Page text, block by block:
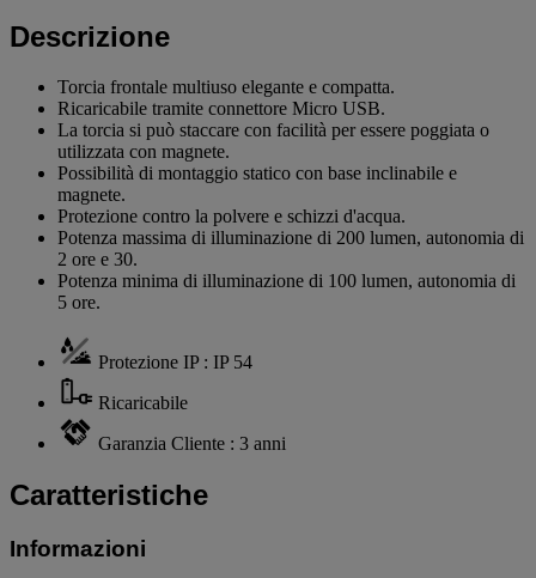
Descrizione
Torcia frontale multiuso elegante e compatta.
Ricaricabile tramite connettore Micro USB.
La torcia si può staccare con facilità per essere poggiata o
utilizzata con magnete.
Possibilità di montaggio statico con base inclinabile e
magnete.
Protezione contro la polvere e schizzi d'acqua.
Potenza massima di illuminazione di 200 lumen, autonomia di
2 ore e 30.
Potenza minima di illuminazione di 100 lumen, autonomia di
5 ore.
Protezione IP : IP 54
Ricaricabile
Garanzia Cliente : 3 anni
Caratteristiche
Informazioni